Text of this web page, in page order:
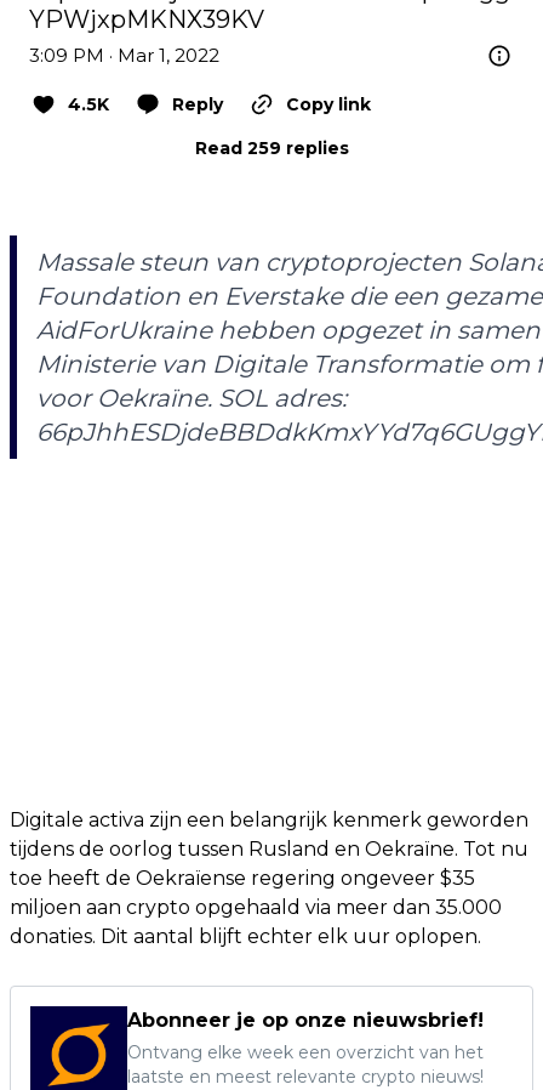
YPWjxpMKNX39KV
3:09 PM · Mar 1, 2022
4.5K Reply
Copy link
Read 259 replies
Massale steun van cryptoprojecten
Foundation en Everstake die een
AidForUkraine hebben opgezet in
Ministerie van Digitale Transformatie om
voor Oekraïne. SOL adres:
Digitale activa zijn een belangrijk kenmerk geworden
tijdens de oorlog tussen Rusland en Oekraïne. Tot nu
toe heeft de Oekraïense regering ongeveer $35
miljoen aan crypto opgehaald via meer dan 35.000
donaties. Dit aantal blijft echter elk uur oplopen.
Abonneer je op onze nieuwsbrief!
Ontvang elke week een overzicht van het
laatste en meest relevante crypto nieuws!